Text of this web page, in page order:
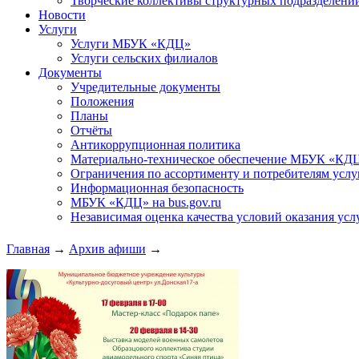
Новости
Услуги
Услуги МБУК «КДЦ»
Услуги сельских филиалов
Документы
Учредительные документы
Положения
Планы
Отчёты
Антикоррупционная политика
Материально-техническое обеспечение МБУК
Ограничения по ассортименту и потребителям
Информационная безопасность
МБУК «КДЦ» на bus.gov.ru
Независимая оценка качества условий оказания
Главная → Архив афиши →